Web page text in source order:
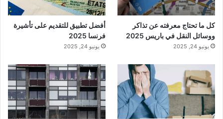
كل ما تحتاج معرفته عن تذاكر
ووسائل النقل في باريس 2025
يونيو 24, 2025
أفضل تطبيق للتقديم على تأشيرة
فرنسا 2025
يونيو 24, 2025